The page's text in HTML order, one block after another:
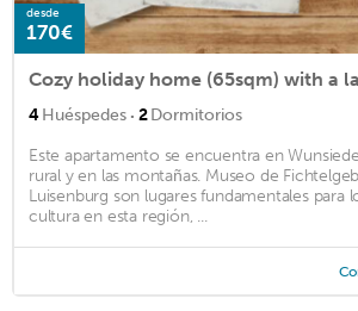
desde
170€
Cozy holiday home (65sqm) with a
4Huéspedes · 2Dormitorios
Este apartamento se encuentra en
rural y en las montañas. Museo de
Luisenburg son lugares fundamentales para
cultura en esta región, ...